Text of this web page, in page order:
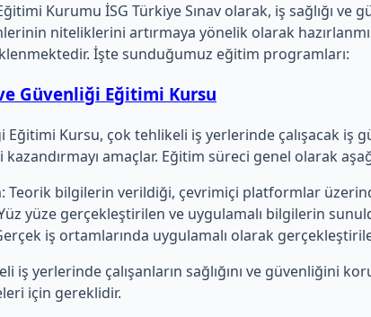
Kurumu İSG Türkiye Sınav olarak, iş sağlığı
niteliklerini artırmaya yönelik olarak
İşte sunduğumuz eğitim programları:
ve Güvenliği Eğitimi Kursu
Eğitimi Kursu, çok tehlikeli iş yerlerinde çalışacak
amaçlar. Eğitim süreci genel olarak
Teorik bilgilerin verildiği, çevrimiçi platformlar
yüze gerçekleştirilen ve uygulamalı bilgilerin
iş ortamlarında uygulamalı olarak
iş yerlerinde çalışanların sağlığını ve
için gereklidir.